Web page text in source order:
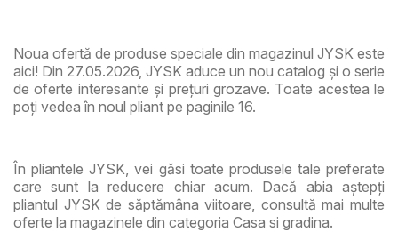
Noua ofertă de produse speciale din magazinul JYSK este
aici! Din 27.05.2026, JYSK aduce un nou catalog și o serie
de oferte interesante și prețuri grozave. Toate acestea le
poți vedea în noul pliant pe paginile 16.
În pliantele JYSK, vei găsi toate produsele tale preferate
care sunt la reducere chiar acum. Dacă abia aștepți
pliantul JYSK de săptămâna viitoare, consultă mai multe
oferte la magazinele din categoria Casa si gradina.